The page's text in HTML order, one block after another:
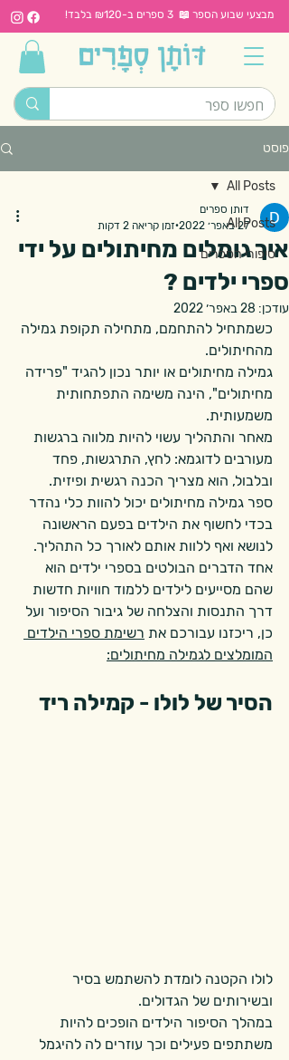
מבצעי שבוע הספר 📖 3 ספרים ב-₪120 בלבד!
פוסט
All Posts
סיפורי הספרים
All Posts
איך גומלים מחיתולים על ידי
ספרי ילדים ?
דותן ספרים
27 באפר׳ 2022
זמן קריאה 2 דקות
עודכן: 28 באפר׳ 2022
כשמתחיל להתחמם, מתחילה תקופת גמילה
מהחיתולים.
גמילה מחיתולים או יותר נכון להגיד "פרידה
מחיתולים", הינה משימה התפתחותית
משמעותית.
מאחר והתהליך עשוי להיות מלווה ברגשות
מעורבים לדוגמא: לחץ, התרגשות, פחד
ובלבול, הוא מצריך הכנה רגשית ופיזית.
ספר גמילה מחיתולים יכול להוות כלי נהדר
בכדי לחשוף את הילדים בפעם הראשונה
לנושא ואף ללוות אותם לאורך כל התהליך.
אחד הדברים הבולטים בספרי ילדים הוא
שהם מסייעים לילדים ללמוד חוויות חדשות
דרך התנסות והצלחה של גיבור הסיפור ועל
כן, ריכזנו עבורכם את רשימת ספרי הילדים
המומלצים לגמילה מחיתולים:
הסיר של לולו - קמילה ריד
לולו הקטנה לומדת להשתמש בסיר
ובשירותים של הגדולים.
במהלך הסיפור הילדים הופכים להיות
משתתפים פעילים וכך עוזרים לה להיגמל